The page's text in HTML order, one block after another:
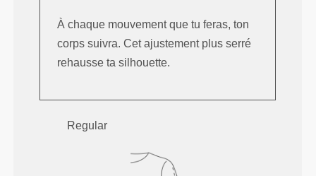
À chaque mouvement que tu feras, ton
corps suivra. Cet ajustement plus serré
rehausse ta silhouette.
Regular